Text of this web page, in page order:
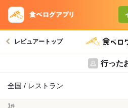
レビュアートップ
行った
全国 / レストラン
1 件